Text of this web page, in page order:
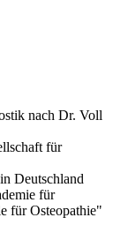
nach Dr. Voll
für
Deutschland
für
für Osteopathie"